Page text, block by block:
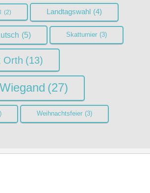
(2) Landtagswahl (4)
(5) Skatturnier (3)
Orth (13)
(27)
Weihnachtsfeier (3)